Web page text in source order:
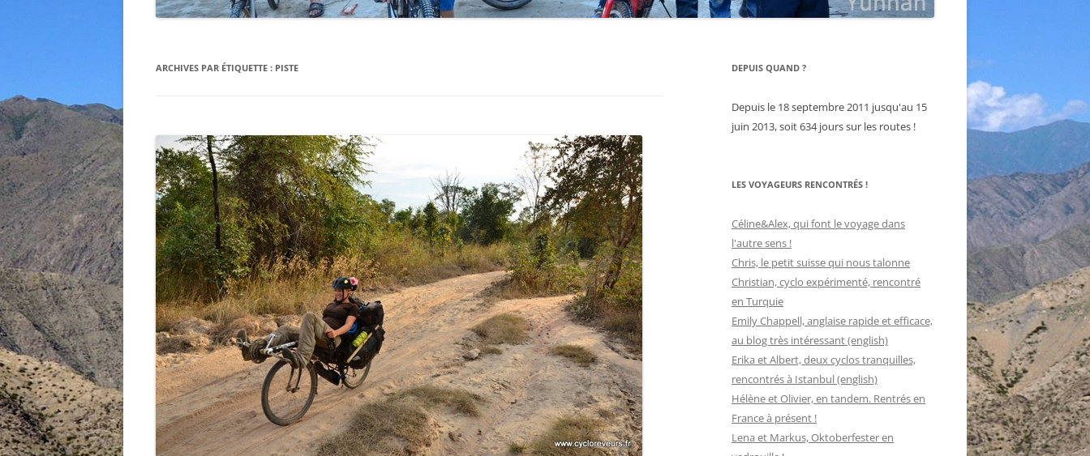
ARCHIVES PAR ÉTIQUETTE : PISTE DEPUIS QUAND ?
Depuis le 18 septembre 2011 jusqu'au 15
juin 2013, soit 634 jours sur les routes !
LES VOYAGEURS RENCONTRÉS !
Céline&Alex, qui font le voyage dans
l'autre sens !
Chris, le petit suisse qui nous talonne
Christian, cyclo expérimenté, rencontré
en Turquie
Emily Chappell, anglaise rapide et efficace,
au blog très intéressant (english)
Erika et Albert, deux cyclos tranquilles,
rencontrés à Istanbul (english)
Hélène et Olivier, en tandem. Rentrés en
France à présent !
Lena et Markus, Oktoberfester en